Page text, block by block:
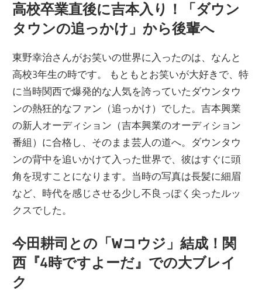
高校卒業直後に吉本入り！「ダウン
タウンの追っかけ」から後輩へ
東野幸治さんがお笑いの世界に入ったのは、なんと
高校3年生の時です。 もともとお笑いが大好きで、特
に当時関西で爆発的な人気を誇っていたダウンタウ
ンの熱狂的なファン（追っかけ）でした。吉本興業
の新人オーディション（吉本興業のオーディション
番組）に合格し、そのまま芸人の道へ。ダウンタウ
ンの背中を追いかけて入った世界で、彼はすぐに頭
角を現すことになります。当時の写真は長髪に細眉
など、時代を感じさせる少し不良っぽく尖ったルッ
クスでした。
今田耕司との「Wコウジ」結成！関
西『4時ですよーだ』での大ブレイ
ク